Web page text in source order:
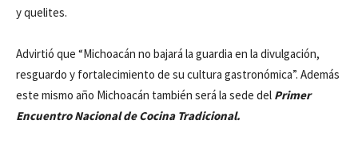
y quelites.
Advirtió que “Michoacán no bajará la guardia en la divulgación,
resguardo y fortalecimiento de su cultura gastronómica”. Además
este mismo año Michoacán también será la sede del Primer
Encuentro Nacional de Cocina Tradicional.